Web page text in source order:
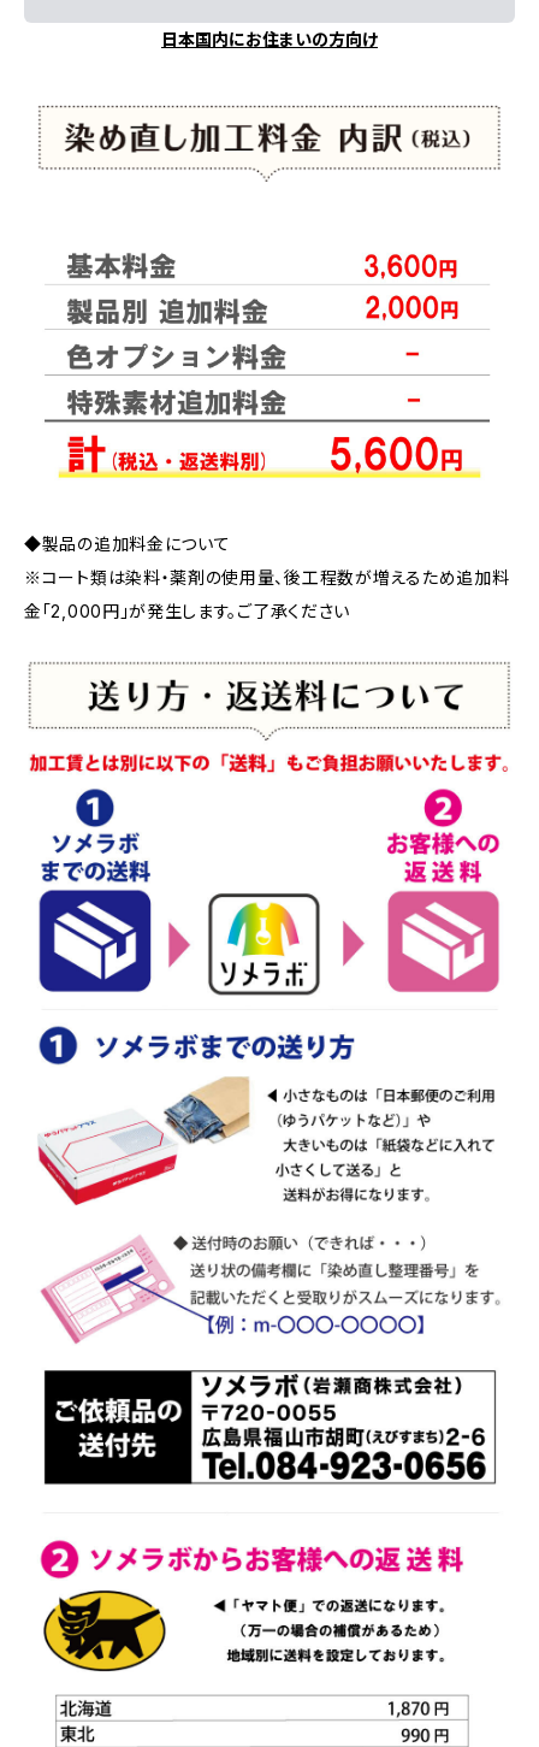
日本国内にお住まいの方向け
◆製品の追加料金について
※コート類は染料・薬剤の使用量、後工程数が増えるため追加料
金「2,000円」が発生します。ご了承ください